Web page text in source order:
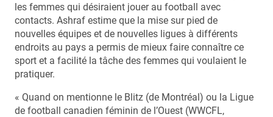
les femmes qui désiraient jouer au football avec
contacts. Ashraf estime que la mise sur pied de
nouvelles équipes et de nouvelles ligues à différents
endroits au pays a permis de mieux faire connaître ce
sport et a facilité la tâche des femmes qui voulaient le
pratiquer.
« Quand on mentionne le Blitz (de Montréal) ou la Ligue
de football canadien féminin de l’Ouest (WWCFL,